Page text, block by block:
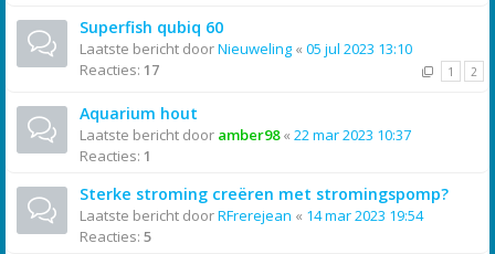
Superfish qubiq 60
Laatste bericht doorNieuweling « 05 jul 2023 13:10
Reacties: 17 1 2
Aquarium hout
Laatste bericht door amber98« 22 mar 2023 10:37
Reacties: 1
Sterke stroming creëren met stromingspomp?
Laatste bericht doorRFrerejean « 14 mar 2023 19:54
Reacties: 5